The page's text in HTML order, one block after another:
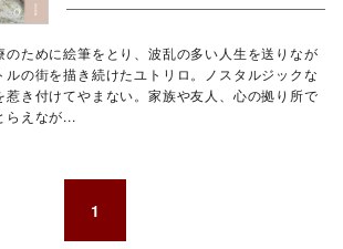
のために絵筆をとり、波乱の多い人生を送りなが
ルの街を描き続けたユトリロ。ノスタルジックな
惹き付けてやまない。家族や友人、心の拠り所で
らえなが...
1